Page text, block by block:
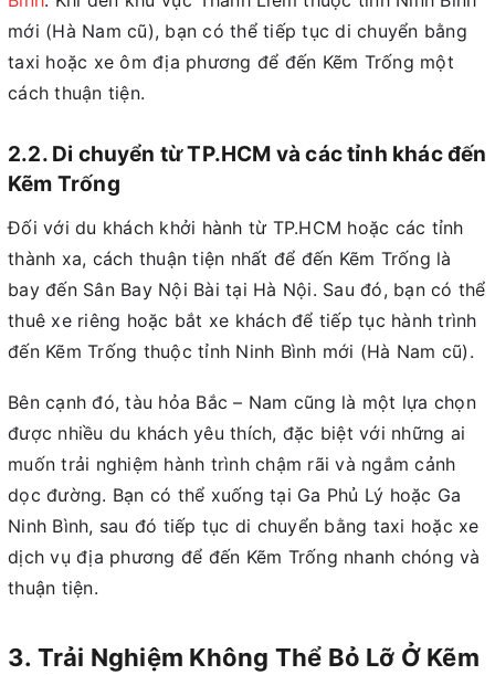
mới (Hà Nam cũ), bạn có thể tiếp tục di chuyển bằng
taxi hoặc xe ôm địa phương để đến Kẽm Trống một
cách thuận tiện.
2.2. Di chuyển từ TP.HCM và các tỉnh khác đến
Kẽm Trống
Đối với du khách khởi hành từ TP.HCM hoặc các tỉnh
thành xa, cách thuận tiện nhất để đến Kẽm Trống là
bay đến Sân Bay Nội Bài tại Hà Nội. Sau đó, bạn có thể
thuê xe riêng hoặc bắt xe khách để tiếp tục hành trình
đến Kẽm Trống thuộc tỉnh Ninh Bình mới (Hà Nam cũ).
Bên cạnh đó, tàu hỏa Bắc – Nam cũng là một lựa chọn
được nhiều du khách yêu thích, đặc biệt với những ai
muốn trải nghiệm hành trình chậm rãi và ngắm cảnh
dọc đường. Bạn có thể xuống tại Ga Phủ Lý hoặc Ga
Ninh Bình, sau đó tiếp tục di chuyển bằng taxi hoặc xe
dịch vụ địa phương để đến Kẽm Trống nhanh chóng và
thuận tiện.
3. Trải Nghiệm Không Thể Bỏ Lỡ Ở Kẽm